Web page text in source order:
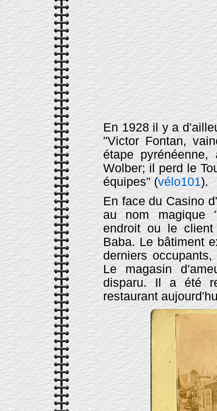
En 1928 il y a
"Victor Fontan,
étape
Wolber; il perd le
équipes" (vélo101).
En face du Casino
au nom magique
endroit ou le
Baba. Le bâtiment
derniers
Le magasin
disparu. Il a été
restaurant